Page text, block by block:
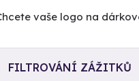
vaše logo na
FILTROVÁNÍ ZÁŽITKŮ